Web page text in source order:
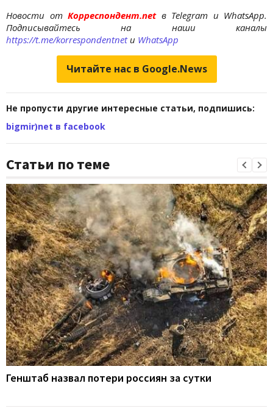
Новости отКорреспондент.net в Telegram и WhatsApp.
Подписывайтесь на наши каналы
https://t.me/korrespondentnetи WhatsApp
Читайте нас в Google.News
Не пропусти другие интересные статьи, подпишись:
bigmir)net в facebook
Статьи по теме
Генштаб назвал потери россиян за сутки